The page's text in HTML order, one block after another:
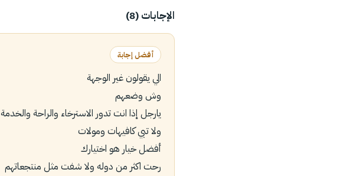
الإجابات (8)
أفضل إجابة
الي يقولون غير الوجهة
وش وضعهم
يارجل إذا انت تدور الاسترخاء والراحة والخدمة
ولا تبي كافيهات ومولات
أفضل خيار هو اختيارك
رحت اكثر من دوله ولا شفت مثل منتجعاتهم